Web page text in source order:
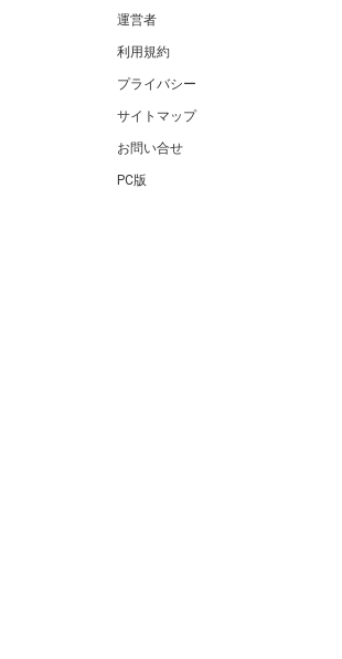
運営者
利用規約
プライバシー
サイトマップ
お問い合せ
PC版